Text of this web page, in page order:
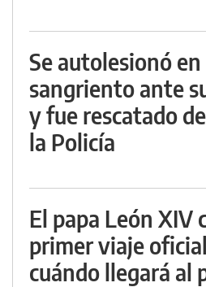
Se autolesionó
sangriento ante
y fue rescatado
la Policía
El papa León XIV
primer viaje
cuándo llegará al